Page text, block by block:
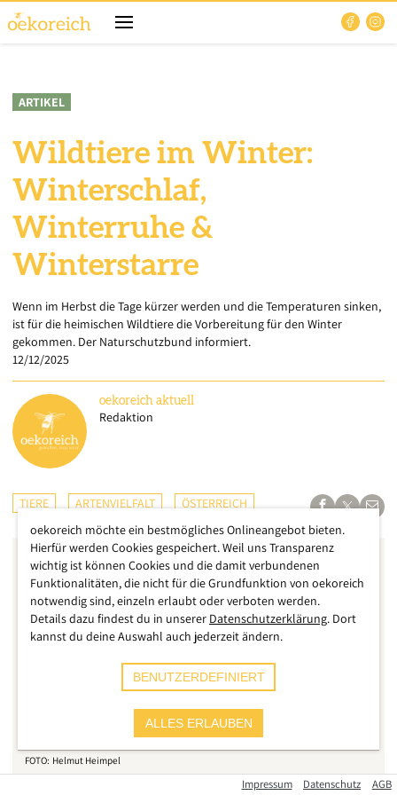
ARTIKEL
Wildtiere im Winter:
Winterschlaf,
Winterruhe &
Winterstarre
Wenn im Herbst die Tage kürzer werden und die Temperaturen sinken,
ist für die heimischen Wildtiere die Vorbereitung für den Winter
gekommen. Der Naturschutzbund informiert.
12/12/2025
oekoreich aktuell
Redaktion
TIERE ARTENVIELFALT ÖSTERREICH
Helmut Heimpel
Impressum Datenschutz AGB
oekoreich möchte ein bestmögliches Onlineangebot bieten.
Hierfür werden Cookies gespeichert. Weil uns Transparenz
wichtig ist können Cookies und die damit verbundenen
Funktionalitäten, die nicht für die Grundfunktion von oekoreich
notwendig sind, einzeln erlaubt oder verboten werden.
Details dazu findest du in unserer Datenschutzerklärung. Dort
kannst du deine Auswahl auch jederzeit ändern.
BENUTZERDEFINIERT
ALLES ERLAUBEN